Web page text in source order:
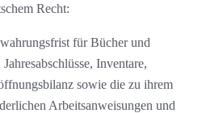
Recht:
für Bücher und
Inventare,
sowie die zu ihrem
Arbeitsanweisungen und